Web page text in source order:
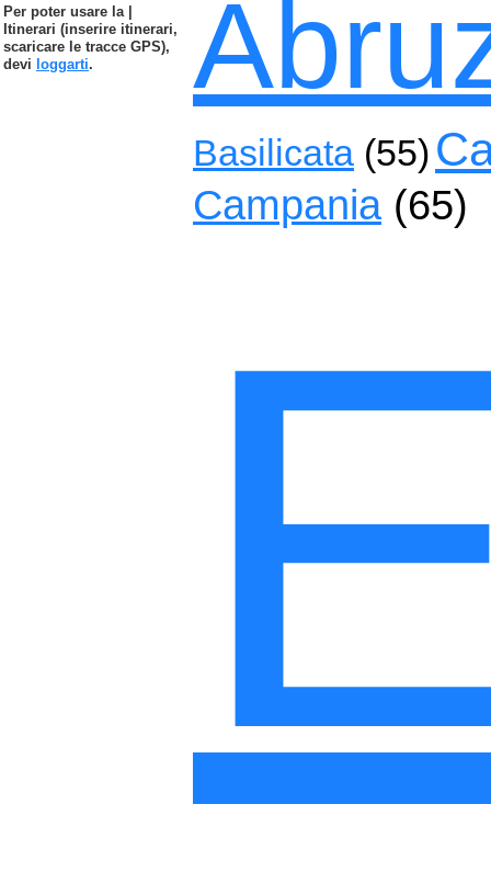
Basilicata(55)
Campania(65)
Per poter usare la |
Itinerari (inserire itinerari,
scaricare le tracce GPS),
devi loggarti.